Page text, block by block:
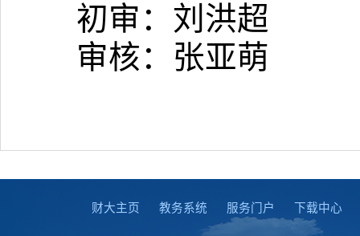
初审：刘洪超
审核：张亚萌
财大主页 教务系统 服务门户 下载中心